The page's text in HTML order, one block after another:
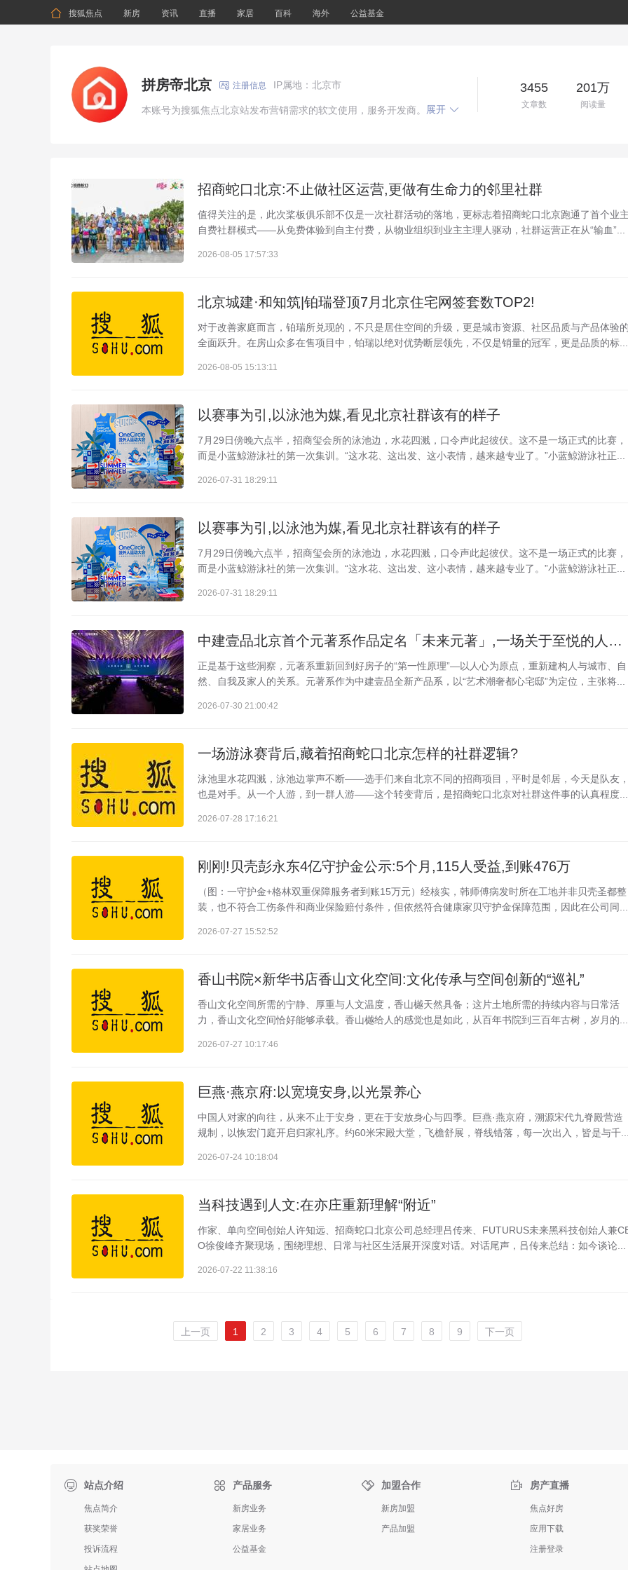
 搜狐焦点 新房 资讯 直播 家居 百科 海外 公益基金
拼房帝北京 IP属地：北京市
 注册信息
本账号为搜狐焦点北京站发布营销需求的软文使用，服务开发商。 展开 
3455
文章数
201万
阅读量
招商蛇口北京:不止做社区运营,更做有生命力的邻里社群
值得关注的是，此次桨板俱乐部不仅是一次社群活动的落地，更标志着招商蛇口北京跑通了首个业
自费社群模式——从免费体验到自主付费，从物业组织到业主主理人驱动，社群运营正在从“输血”...
2026-08-05 17:57:33
北京城建·和知筑|铂瑞登顶7月北京住宅网签套数TOP2!
对于改善家庭而言，铂瑞所兑现的，不只是居住空间的升级，更是城市资源、社区品质与产品体验
全面跃升。在房山众多在售项目中，铂瑞以绝对优势断层领先，不仅是销量的冠军，更是品质的标...
2026-08-05 15:13:11
以赛事为引,以泳池为媒,看见北京社群该有的样子
7月29日傍晚六点半，招商玺会所的泳池边，水花四溅，口令声此起彼伏。这不是一场正式的比赛，
而是小蓝鲸游泳社的第一次集训。“这水花、这出发、这小表情，越来越专业了。”小蓝鲸游泳社正...
2026-07-31 18:29:11
以赛事为引,以泳池为媒,看见北京社群该有的样子
7月29日傍晚六点半，招商玺会所的泳池边，水花四溅，口令声此起彼伏。这不是一场正式的比赛，
而是小蓝鲸游泳社的第一次集训。“这水花、这出发、这小表情，越来越专业了。”小蓝鲸游泳社正...
2026-07-31 18:29:11
中建壹品北京首个元著系作品定名「未来元著」,一场关于至悦的人居提案落地西红门
正是基于这些洞察，元著系重新回到好房子的“第一性原理”—以人心为原点，重新建构人与城市、自
然、自我及家人的关系。元著系作为中建壹品全新产品系，以“艺术潮奢都心宅邸”为定位，主张将...
2026-07-30 21:00:42
一场游泳赛背后,藏着招商蛇口北京怎样的社群逻辑?
泳池里水花四溅，泳池边掌声不断——选手们来自北京不同的招商项目，平时是邻居，今天是队友
也是对手。从一个人游，到一群人游——这个转变背后，是招商蛇口北京对社群这件事的认真程度...
2026-07-28 17:16:21
刚刚!贝壳彭永东4亿守护金公示:5个月,115人受益,到账476万
（图：一守护金+格林双重保障服务者到账15万元）经核实，韩师傅病发时所在工地并非贝壳圣都整
装，也不符合工伤条件和商业保险赔付条件，但依然符合健康家贝守护金保障范围，因此在公司同...
2026-07-27 15:52:52
香山书院×新华书店香山文化空间:文化传承与空间创新的“巡礼”
香山文化空间所需的宁静、厚重与人文温度，香山樾天然具备；这片土地所需的持续内容与日常活
力，香山文化空间恰好能够承载。香山樾给人的感觉也是如此，从百年书院到三百年古树，岁月的...
2026-07-27 10:17:46
巨燕·燕京府:以宽境安身,以光景养心
中国人对家的向往，从来不止于安身，更在于安放身心与四季。巨燕·燕京府，溯源宋代九脊殿营造
规制，以恢宏门庭开启归家礼序。约60米宋殿大堂，飞檐舒展，脊线错落，每一次出入，皆是与千
2026-07-24 10:18:04
当科技遇到人文:在亦庄重新理解“附近”
作家、单向空间创始人许知远、招商蛇口北京公司总经理吕传来、FUTURUS未来黑科技创始人兼
O徐俊峰齐聚现场，围绕理想、日常与社区生活展开深度对话。对话尾声，吕传来总结：如今谈论...
2026-07-22 11:38:16
上一页 1 2 3 4 5 6 7 8 9 下一页
站点介绍
焦点简介
获奖荣誉
投诉流程
 产品服务
新房业务
家居业务
公益基金
 加盟合作
新房加盟
产品加盟
 房产直播
焦点好房
应用下载
注册登录